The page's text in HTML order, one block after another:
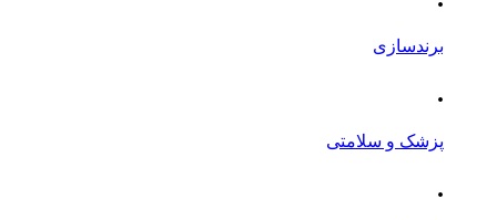
برندسازی
.
پزشک و سلامتی
.